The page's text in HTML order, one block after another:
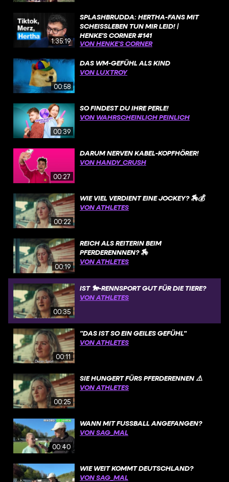
1:35:19
SPLASHBRUDDA: HERTHA-FANS MIT
SCHEISSLEBEN TUN MIR LEID! | H
ENKE'S CORNER #141
VON HENKE’S CORNER
00:58
DAS WM-GEFÜHL ALS KIND
VON LUXTROY
00:39
SO FINDEST DU IHRE PERLE!
VON WAHRSCHEINLICH PEINLICH
00:27
DARUM NERVEN KABEL-KOPFHÖRER!
VON HANDY_CRUSH
00:22
WIE VIEL VERDIENT EINE JOCKEY? 🏇💰
VON ATHLETES
00:19
REICH ALS REITERIN BEIM
PFERDERENNNEN? 🏇
VON ATHLETES
00:35
IST 🐎-RENNSPORT GUT FÜR DIE TIERE?
VON ATHLETES
00:11
"DAS IST SO EIN GEILES GEFÜHL"
VON ATHLETES
00:25
SIE HUNGERT FÜRS PFERDERENNEN ⚠️
VON ATHLETES
00:40
WANN MIT FUSSBALL ANGEFANGEN?
VON SAG_MAL
WIE WEIT KOMMT DEUTSCHLAND?
VON SAG_MAL